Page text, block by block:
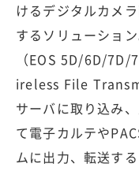
けるデジタルカメ
するソリューショ
（EOS 5D/6D/7D/
ireless File
サーバに取り込み
て電子カルテや
ムに出力、転送する